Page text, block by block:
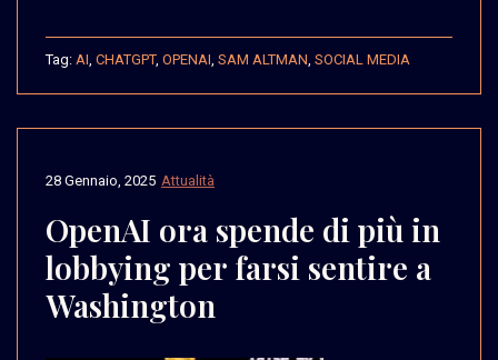
Tag: AI CHATGPT, OPENAI SAM ALTMAN SOCIAL MEDIA
Attualità
28 Gennaio, 2025
OpenAI ora spende di più in
lobbying per farsi sentire a
Washington